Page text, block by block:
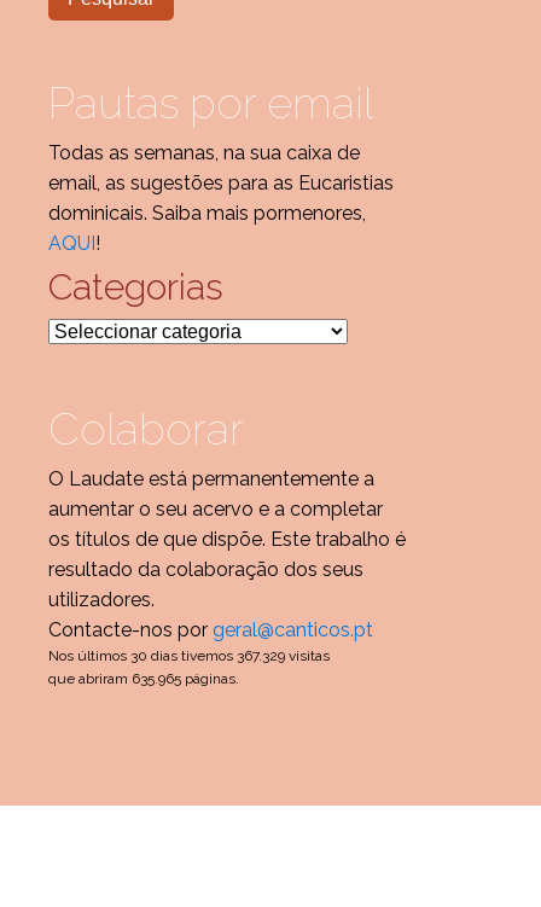
Pautas por email
Todas as semanas, na sua caixa de
email, as sugestões para as Eucaristias
dominicais. Saiba mais pormenores,
AQUI!
Categorias
Categorias
Colaborar
O Laudate está permanentemente a
aumentar o seu acervo e a completar
os títulos de que dispõe. Este trabalho é
resultado da colaboração dos seus
utilizadores.
Contacte-nos por geral@canticos.pt
Nos últimos 30 dias tivemos 367.329 visitas
que abriram 635.965 páginas.